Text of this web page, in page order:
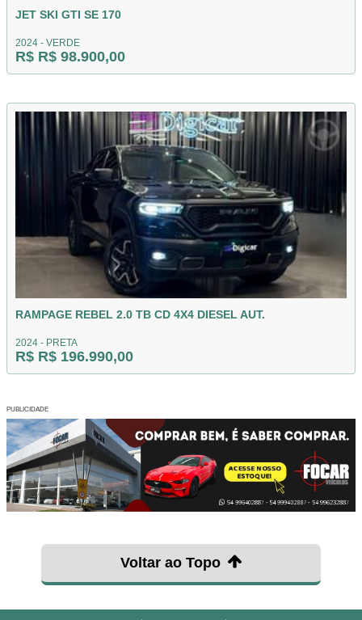
JET SKI GTI SE 170
2024 - VERDE
R$ R$ 98.900,00
RAMPAGE REBEL 2.0 TB CD 4X4 DIESEL AUT.
2024 - PRETA
R$ R$ 196.990,00
PUBLICIDADE
Voltar ao Topo